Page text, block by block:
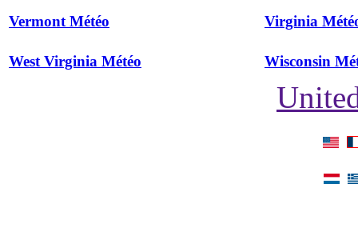
Vermont Météo Virginia
West Virginia Météo Wisconsin